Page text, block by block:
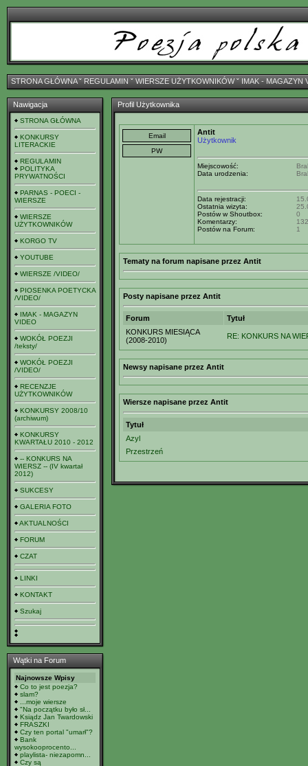
STRONA GŁÓWNAˇ REGULAMIN ˇ WIERSZE UŻYTKOWNIKÓWˇ IMAK - MAGAZYN
Nawigacja
STRONA GŁÓWNA
KONKURSY
LITERACKIE
REGULAMIN
POLITYKA
PRYWATNOŚCI
PARNAS - POECI -
WIERSZE
WIERSZE
UŻYTKOWNIKÓW
KORGO TV
YOUTUBE
WIERSZE /VIDEO/
PIOSENKA POETYCKA
/VIDEO/
IMAK - MAGAZYN
VIDEO
WOKÓŁ POEZJI
/teksty/
WOKÓŁ POEZJI
/VIDEO/
RECENZJE
UŻYTKOWNIKÓW
KONKURSY 2008/10
(archiwum)
KONKURSY
KWARTAŁU 2010 - 2012
-- KONKURS NA
WIERSZ -- (IV kwartał
2012)
SUKCESY
GALERIA FOTO
AKTUALNOŚCI
FORUM
CZAT
LINKI
KONTAKT
Szukaj
Wątki na Forum
Najnowsze Wpisy
Co to jest poezja?
slam?
...moje wiersze
"Na początku było sł...
Ksiądz Jan Twardowski
FRASZKI
Czy ten portal "umarł"?
Bank
wysokooprocento...
playlista- niezapomn...
Czy są
Profil Użytkownika
Antit
Użytkownik
Miejscowość:
Data urodzenia:
Data rejestracji:
Ostatnia wizyta:
Postów w Shoutbox:
0
Komentarzy:
132
Postów na Forum:
1
Tematy na forum napisane przez Antit
Posty napisane przez Antit
Forum
Tytuł
KONKURS MIESIĄCA
(2008-2010)
RE: KONKURS NA
Newsy napisane przez Antit
Wiersze napisane przez Antit
Tytuł
Azyl
Przestrzeń